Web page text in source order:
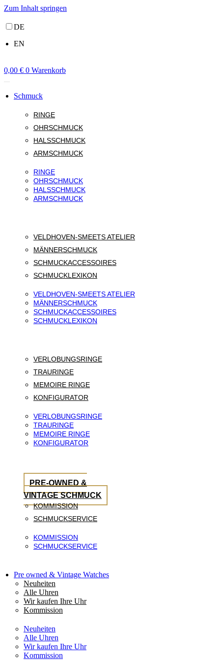
Zum Inhalt springen
DE
EN
0,00 € 0 Warenkorb
Schmuck
RINGE
OHRSCHMUCK
HALSSCHMUCK
ARMSCHMUCK
RINGE
OHRSCHMUCK
HALSSCHMUCK
ARMSCHMUCK
VELDHOVEN-SMEETS ATELIER
MÄNNERSCHMUCK
SCHMUCKACCESSOIRES
SCHMUCKLEXIKON
VELDHOVEN-SMEETS ATELIER
MÄNNERSCHMUCK
SCHMUCKACCESSOIRES
SCHMUCKLEXIKON
VERLOBUNGSRINGE
TRAURINGE
MEMOIRE RINGE
KONFIGURATOR
VERLOBUNGSRINGE
TRAURINGE
MEMOIRE RINGE
KONFIGURATOR
PRE-OWNED &
VINTAGE SCHMUCK
KOMMISSION
SCHMUCKSERVICE
KOMMISSION
SCHMUCKSERVICE
Pre owned & Vintage Watches
Neuheiten
Alle Uhren
Wir kaufen Ihre Uhr
Kommission
Neuheiten
Alle Uhren
Wir kaufen Ihre Uhr
Kommission